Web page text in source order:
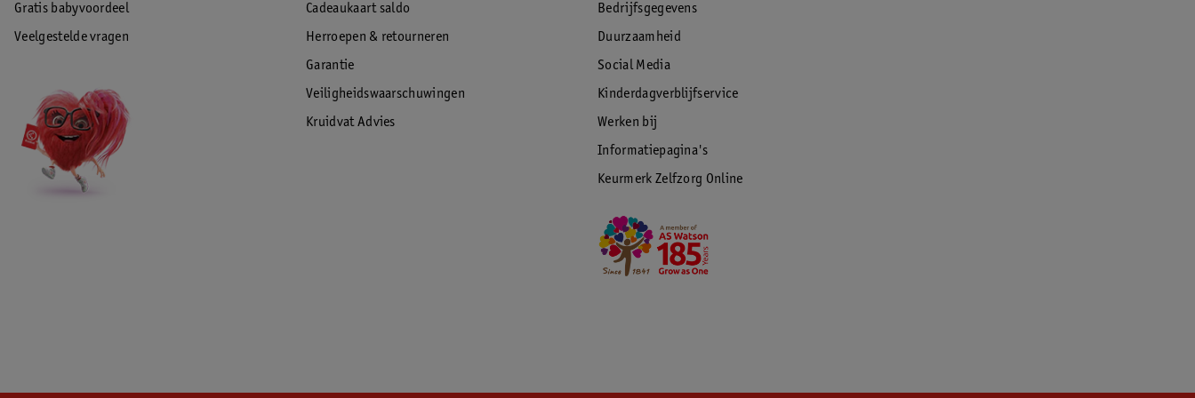
Gratis babyvoordeel
Veelgestelde vragen
Cadeaukaart saldo
Herroepen & retourneren
Garantie
Veiligheidswaarschuwingen
Kruidvat Advies
Bedrijfsgegevens
Duurzaamheid
Social Media
Kinderdagverblijfservice
Werken bij
Informatiepagina's
Keurmerk Zelfzorg Online